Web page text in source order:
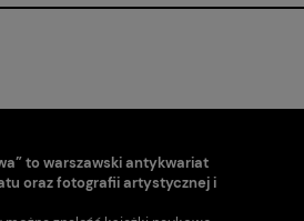
to warszawski antykwariat
oraz fotografii artystycznej i